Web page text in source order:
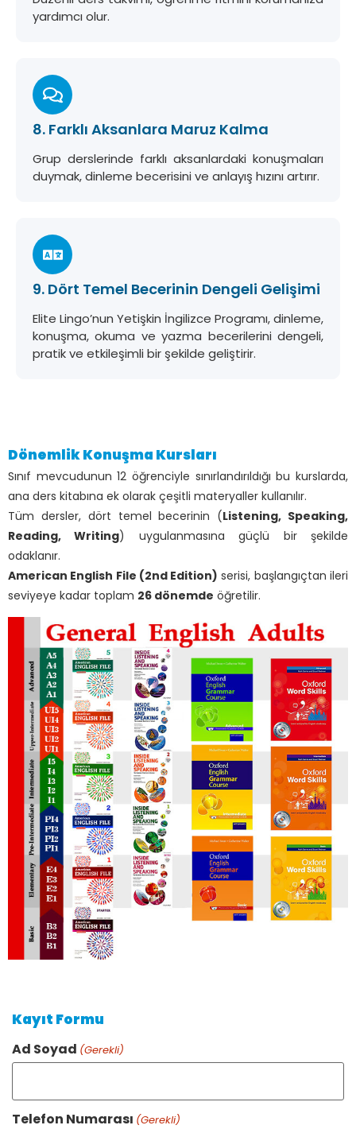
yardımcı olur.
8. Farklı Aksanlara Maruz Kalma
Grup derslerinde farklı aksanlardaki konuşmaları
duymak, dinleme becerisini ve anlayış hızını artırır.
9. Dört Temel Becerinin Dengeli Gelişimi
Elite Lingo’nun Yetişkin İngilizce Programı, dinleme,
konuşma, okuma ve yazma becerilerini dengeli,
pratik ve etkileşimli bir şekilde geliştirir.
Dönemlik Konuşma Kursları
Sınıf mevcudunun 12 öğrenciyle sınırlandırıldığı bu kurslarda,
ana ders kitabına ek olarak çeşitli materyaller kullanılır.
Tüm dersler, dört temel becerinin (Listening, Speaking,
Reading, Writing) uygulanmasına güçlü bir şekilde
odaklanır.
American English File (2nd Edition) serisi, başlangıçtan ileri
seviyeye kadar toplam 26 dönemde öğretilir.
Kayıt Formu
Ad Soyad (Gerekli)
Telefon Numarası (Gerekli)